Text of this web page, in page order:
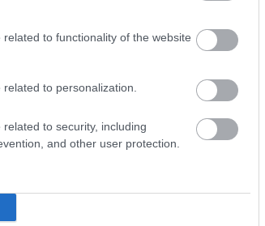
to functionality of the website
to personalization.
to security, including
and other user protection.
home office mellé
az egyik legismertebb egy 24
Halála után
a munkahelyét
de az eredmények lassan és